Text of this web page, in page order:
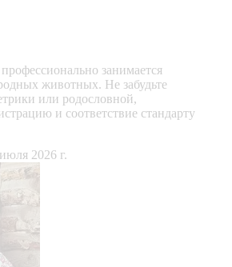
занимается
животных. Не забудьте
или родословной,
и соответствие стандарту
2026 г.